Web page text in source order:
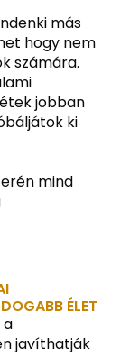
más
hogy nem
számára.
jobban
ki
mind
ÉLET
a
javíthatják